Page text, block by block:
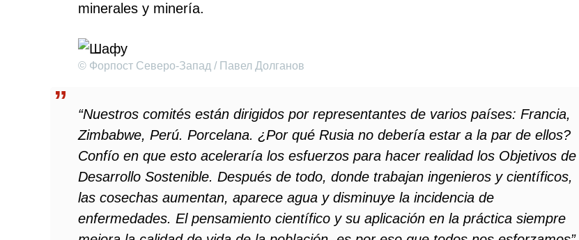
minerales y minería.
© Форпост Северо-Запад / Павел Долганов
“Nuestros comités están dirigidos por representantes de varios países: Francia,
Zimbabwe, Perú. Porcelana. ¿Por qué Rusia no debería estar a la par de ellos?
Confío en que esto aceleraría los esfuerzos para hacer realidad los Objetivos de
Desarrollo Sostenible. Después de todo, donde trabajan ingenieros y científicos,
las cosechas aumentan, aparece agua y disminuye la incidencia de
enfermedades. El pensamiento científico y su aplicación en la práctica siempre